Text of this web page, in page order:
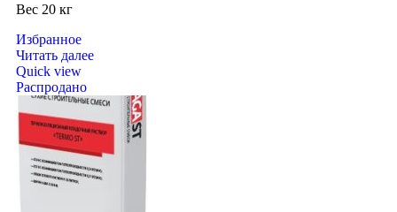
Вес 20 кг
Избранное
Читать далее
Quick view
Распродано